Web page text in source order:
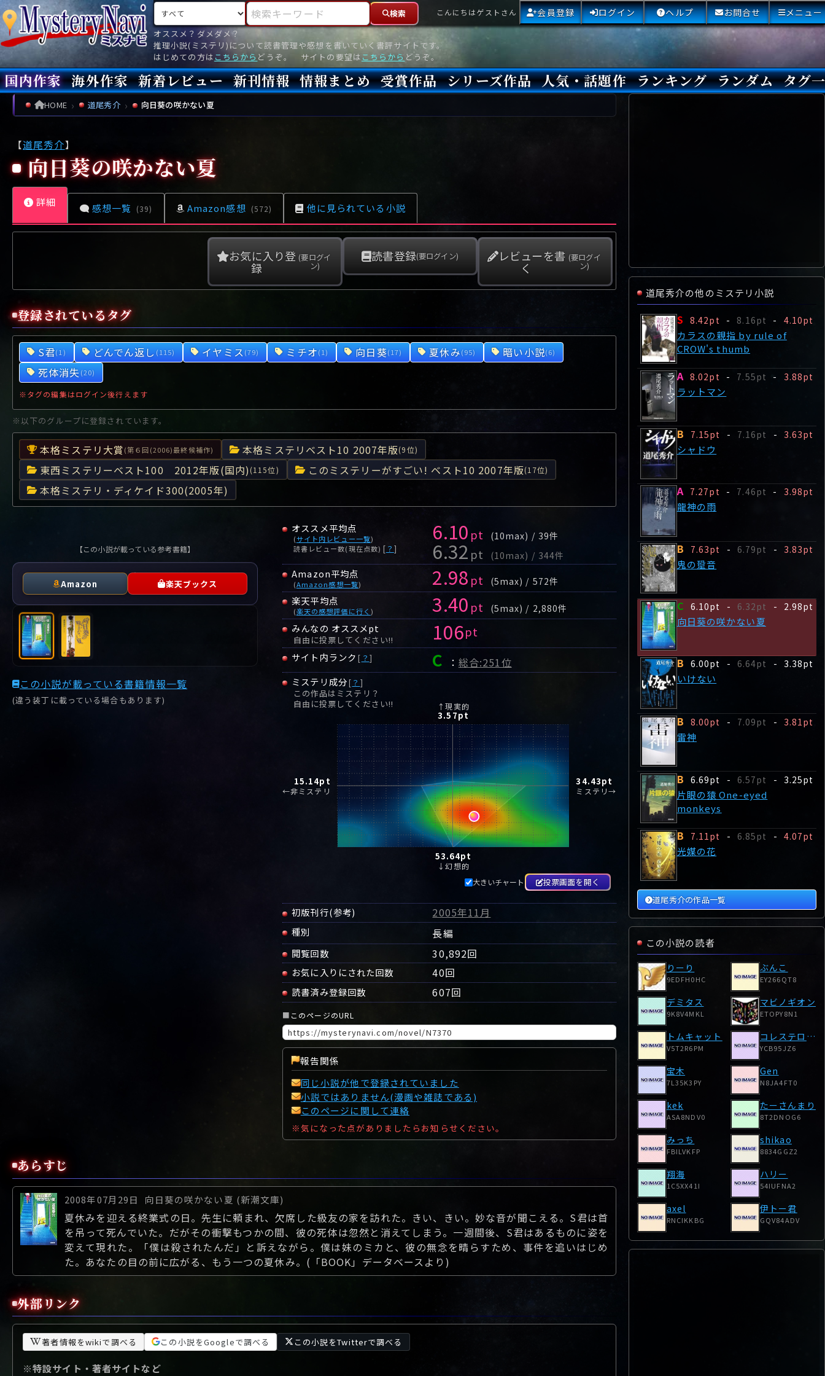
オススメ？ダメダメ？
推理小説(ミステリ)について読書管理や感想を書いていく書評サイトです。
はじめての方は こちらから どうぞ。 サイトの要望は こちらから どうぞ。
検索対象 検索キーワード
検索 こんにちはゲストさん 会員登録 ログイン ヘルプ お問合せ メニュー
国内作家
あ行 あ い う え
お
さ行
さ し す せ
そ
た行
た ち つ て
と
な行
な に ぬ ね
の
は行
は ひ ふ へ
ほ
ら行
ら
わ行
わ
海外作家
ア行 ア イ ウ エ
サ行
サ シ ス セ
ソ
タ行
タ チ ツ テ
ト
ナ行
ナ ニ ネ
ノ
ハ行
ハ ヒ フ ヘ
ホ
モ
ワ行
ワ
新着レビュー 新刊情報 情報まとめ 受賞作品 シリーズ作品 人気・話題作 ランキング ランダム タグ
HOME 道尾秀介 向日葵の咲かない夏
【道尾秀介】
向日葵の咲かない夏
詳細 感想一覧 (39) Amazon感想 (572) 他に見られている小説
お気に入り登
録
(要ログイ
ン)
読書登録(要ログイン) レビューを書
く
(要ログイ
ン)
登録されているタグ
S君(1) どんでん返し(115) イヤミス(79) ミチオ(1) 向日葵(17) 夏休み(95) 暗い小説(6)
死体消失(20)
※タグの編集はログイン後行えます
※以下のグループに登録されています。
本格ミステリ大賞(第６回(2006)最終候補作) 本格ミステリベスト10 2007年版(9位)
東西ミステリーベスト100 2012年版(国内)(115位) このミステリーがすごい! ベスト10 2007年版(17位)
本格ミステリ・ディケイド300(2005年)
【この小説が載っている参考書籍】
Amazon 楽天ブックス
この小説が載っている書籍情報一覧
(違う装丁に載っている場合もあります)
オススメ平均点
(サイト内レビュー一覧)
読書レビュー数(現在点数) [ ？ ]
6.10 pt (10max) / 39件
6.32 pt (10max) / 344件
Amazon平均点
(Amazon感想一覧) 2.98 pt (5max) / 572件
楽天平均点
(楽天の感想評価に行く ) 3.40 pt (5max) / 2,880件
みんなの オススメpt
自由に投票してください!! 106pt
サイト内ランク [ ？ ] C ： 総合:251位
ミステリ成分 [ ？ ]
この作品はミステリ？
自由に投票してください!!
↑現実的
3.57pt
15.14pt
←非ミステリ
34.43pt
ミステリ→
53.64pt
↓幻想的
大きいチャート
投票画面を開く
初版刊行(参考) 2005年11月
種別 長編
閲覧回数 30,892回
お気に入りにされた回数 40回
読書済み登録回数 607回
■ このページのURL
報告関係
同じ小説が他で登録されていました
小説ではありません(漫画や雑誌である)
このページに関して連絡
※気になった点がありましたらお知らせください。
あらすじ
2008年07月29日 向日葵の咲かない夏 (新潮文庫)
夏休みを迎える終業式の日。先生に頼まれ、欠席した級友の家を訪れた。きい、きい。妙な音が聞こえる。S君は首
を吊って死んでいた。だがその衝撃もつかの間、彼の死体は忽然と消えてしまう。一週間後、S君はあるものに姿を
変えて現れた。「僕は殺されたんだ」と訴えながら。僕は妹のミカと、彼の無念を晴らすため、事件を追いはじめ
た。あなたの目の前に広がる、もう一つの夏休み。(「BOOK」データベースより)
外部リンク
著者情報をwikiで調べる この小説をGoogleで調べる この小説をTwitterで調べる
※特設サイト・著者サイトなど
道尾秀介の他のミステリ小説
S 8.42pt - 8.16pt - 4.10pt
カラスの親指 by rule of
CROW's thumb
A 8.02pt - 7.55pt - 3.88pt
ラットマン
B 7.15pt - 7.16pt - 3.63pt
シャドウ
A 7.27pt - 7.46pt - 3.98pt
龍神の雨
B 7.63pt - 6.79pt - 3.83pt
鬼の跫音
C 6.10pt - 6.32pt - 2.98pt
向日葵の咲かない夏
B 6.00pt - 6.64pt - 3.38pt
いけない
B 8.00pt - 7.09pt - 3.81pt
雷神
B 6.69pt - 6.57pt - 3.25pt
片眼の猿 One-eyed
monkeys
B 7.11pt - 6.85pt - 4.07pt
光媒の花
道尾秀介の作品一覧
この小説の読者
りーり
9EDFH0HC
ぶんこ
EY266QT8
デミタス
9K8V4MKL
マビノギオン
ETOPY8N1
トムキャット
V5T2R6PM
コレステロール
YCB95JZ6
宝木
7L35K3PY
Gen
N8JA4FT0
kek
ASA8NDV0
たーさんまり
8T2DNOG6
みっち
FBILVKFP
shikao
8834GGZ2
翔海
1C5XX41I
ハリー
54IUFNA2
axel
RNCIKKBG
伊トー君
GQV84ADV